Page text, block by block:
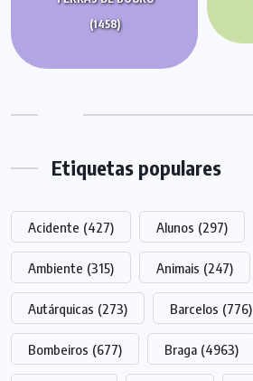
(1458)
Etiquetas populares
Acidente (427) Alunos (297)
Ambiente (315) Animais (247)
Autárquicas (273) Barcelos (776)
Bombeiros (677) Braga (4963)